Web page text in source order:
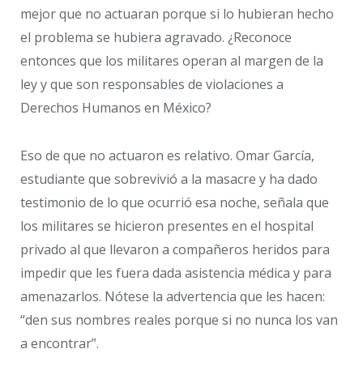
mejor que no actuaran porque si lo hubieran hecho
el problema se hubiera agravado. ¿Reconoce
entonces que los militares operan al margen de la
ley y que son responsables de violaciones a
Derechos Humanos en México?
Eso de que no actuaron es relativo. Omar García,
estudiante que sobrevivió a la masacre y ha dado
testimonio de lo que ocurrió esa noche, señala que
los militares se hicieron presentes en el hospital
privado al que llevaron a compañeros heridos para
impedir que les fuera dada asistencia médica y para
amenazarlos. Nótese la advertencia que les hacen:
“den sus nombres reales porque si no nunca los van
a encontrar”.